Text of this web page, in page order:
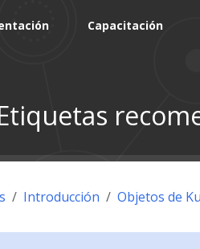
Capacitación
Introducción Objetos de